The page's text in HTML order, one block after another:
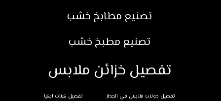
تصنيع مطابخ خشب
تصنيع مطبخ خشب
تفصيل خزائن ملابس
تفصيل دولاب ملابس في الجدار تفصيل كبتات ايكيا